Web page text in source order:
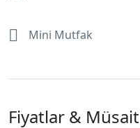
Mini Mutfak
Fiyatlar &